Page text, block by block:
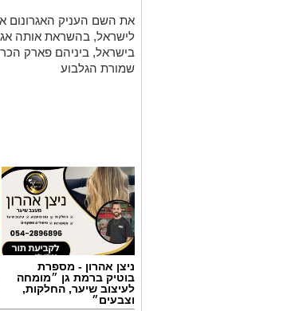
ניצן אהרון - מספרת
בוטיק ברמת גן ״מומחה
לעיצוב שיער, החלקות,
וצבעים״